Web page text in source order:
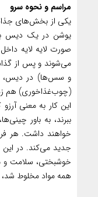
مراسم و نحوه سرو
یکی از بخش‌های
یوشن در یک دیس
صورت لایه لایه
می‌شوند و پس از
و سس‌ها) در دیس،
(چوب‌غذاخوری) هم
این کار به معنی
ببرند، به باور
خواهند داشت. هر
جدید می‌کند. در این
خوشبختی، سلامت و
همه مواد مخلوط